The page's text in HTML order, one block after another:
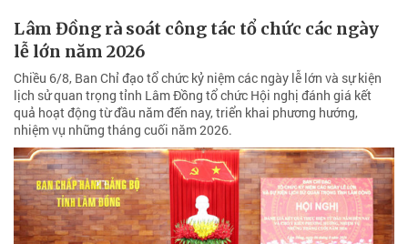
Lâm Đồng rà soát công tác tổ chức các ngày
lễ lớn năm 2026
Chiều 6/8, Ban Chỉ đạo tổ chức kỷ niệm các ngày lễ lớn và sự kiện
lịch sử quan trọng tỉnh Lâm Đồng tổ chức Hội nghị đánh giá kết
quả hoạt động từ đầu năm đến nay, triển khai phương hướng,
nhiệm vụ những tháng cuối năm 2026.